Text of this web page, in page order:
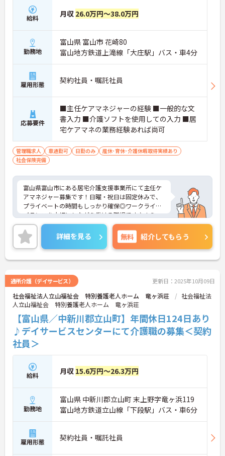
給料 月収 26.0万円～38.0万円
勤務地
富山県 富山市 花崎80
富山地方鉄道上滝線「大庄駅」バス・車4分
雇用形態 契約社員・嘱託社員
応募要件
■主任ケアマネジャーの経験 ■一般的な文
書入力 ■介護ソフトを使用しての入力 ■居
宅ケアマネの業務経験あれば尚可
管理職求人 車通勤可 日勤のみ
産休･育休･介護休暇取得実績あり
社会保険完備
富山県富山市にある居宅介護支援事業所にて主任ケ
アマネジャー募集です！日曜・祝日は固定休みで、
プライベートの時間もしっかり確保◎ワークライフ
バランスを大切にしながら働ける職場です♪さら
に、車通勤OK・無料駐車場完備で、毎日の通勤もス
トレスフリー！ご興味のある方には、面接対策ポイ
ントなど、さらに詳細をご案内しますのでお気軽に
ご相談ください！
詳細を見る 無料 紹介してもらう
通所介護（デイサービス） 更新日：2025年10月09日
社会福祉法人立山福祉会 特別養護老人ホーム 竜ヶ浜荘
社会福祉法
人立山福祉会 特別養護老人ホーム 竜ヶ浜荘
【富山県／中新川郡立山町】年間休日124日あり
♪デイサービスセンターにて介護職の募集＜契約
社員＞
給料 月収 15.6万円～26.3万円
勤務地
富山県 中新川郡立山町 末上野字竜ヶ浜119
富山地方鉄道立山線「下段駅」バス・車6分
雇用形態 契約社員・嘱託社員